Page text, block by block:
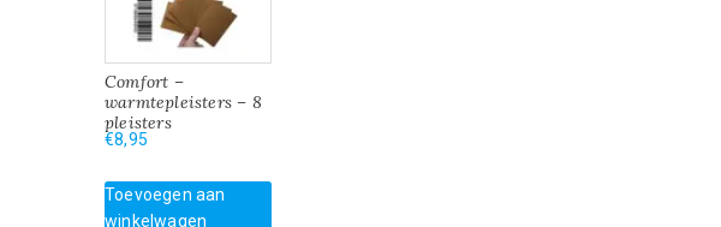
Comfort –
warmtepleisters – 8
pleisters
€8,95
Toevoegen aan
winkelwagen